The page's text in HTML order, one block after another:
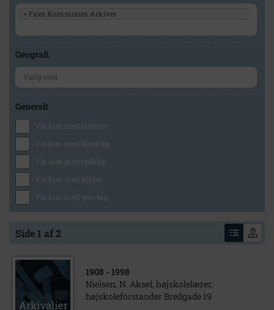
× Faxe Kommunes Arkiver
Geografi
Generelt
Vis kun med billeder
Vis kun med filmklip
Vis kun med lydklip
Vis kun med kilder
Vis kun med geo-tag
Side 1 af 2
1908 - 1998
Nielsen, N. Aksel, højskolelærer,
højskoleforstander Bredgade 19